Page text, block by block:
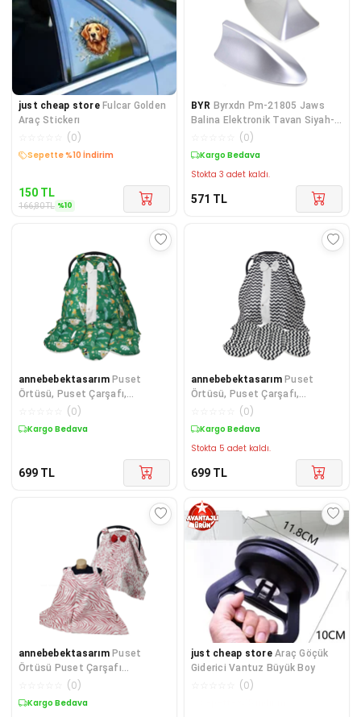
just cheap store Fulcar Golden
Araç Stickerı
(0)
Sepette %10 İndirim
150 TL
166,80TL %10
BYR Byrxdn Pm-21805 Jaws
Balina Elektronik Tavan Siyah-
Beyaz Oto Anten Byrnew
(0)
Kargo Bedava
Stokta 3 adet kaldı.
571 TL
annebebektasarım Puset
Örtüsü, Puset Çarşafı,
Ortopedik Puset Minderi 3 Lü
(0)
Kargo Bedava
699 TL
annebebektasarım Puset
Örtüsü, Puset Çarşafı,
Ortopedik Puset Minderi 3 Lü
(0)
Kargo Bedava
Stokta 5 adet kaldı.
699 TL
annebebektasarım Puset
Örtüsü Puset Çarşafı
Ortopedik Puset Minderi
(0)
Kargo Bedava
just cheap store Araç Göçük
Giderici Vantuz Büyük Boy
(0)